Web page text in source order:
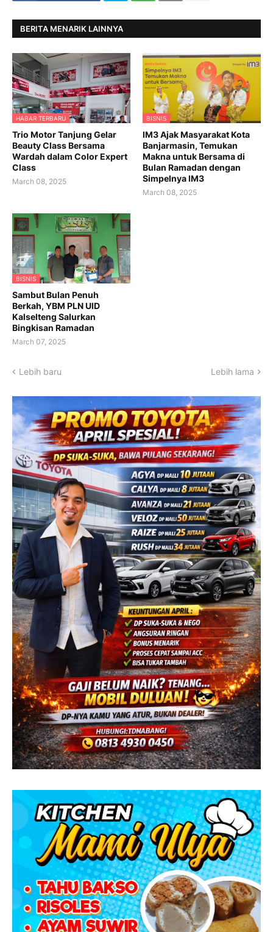
BERITA MENARIK LAINNYA
HABAR TERBARU
Trio Motor Tanjung Gelar
Beauty Class Bersama
Wardah dalam Color Expert
Class
March 08, 2025
BISNIS
IM3 Ajak Masyarakat Kota
Banjarmasin, Temukan
Makna untuk Bersama di
Bulan Ramadan dengan
Simpelnya IM3
March 08, 2025
BISNIS
Sambut Bulan Penuh
Berkah, YBM PLN UID
Kalselteng Salurkan
Bingkisan Ramadan
March 07, 2025
Lebih baru Lebih lama